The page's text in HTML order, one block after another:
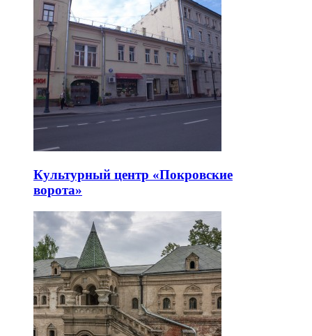
Культурный центр «Покровские
ворота»